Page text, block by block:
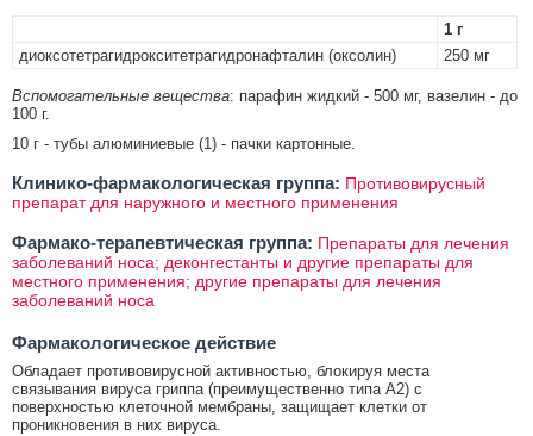
1 г
диоксотетрагидрокситетрагидронафталин (оксолин)
250 мг
Вспомогательные вещества: парафин жидкий - 500 мг, вазелин - до
100 г.
10 г - тубы алюминиевые (1) - пачки картонные.
Клинико-фармакологическая группа: Противовирусный
препарат для наружного и местного применения
Фармако-терапевтическая группа: Препараты для лечения
заболеваний носа; деконгестанты и другие препараты для
местного применения; другие препараты для лечения
заболеваний носа
Фармакологическое действие
Обладает противовирусной активностью, блокируя места
связывания вируса гриппа (преимущественно типа А2) с
поверхностью клеточной мембраны, защищает клетки от
проникновения в них вируса.